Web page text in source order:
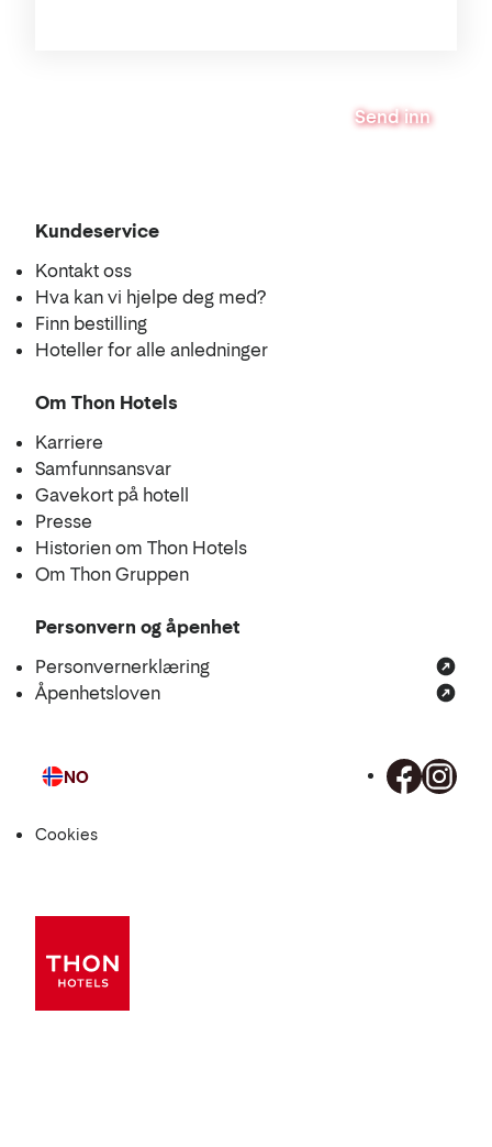
Send inn
Kundeservice
Kontakt oss
Hva kan vi hjelpe deg med?
Finn bestilling
Hoteller for alle anledninger
Om Thon Hotels
Karriere
Samfunnsansvar
Gavekort på hotell
Presse
Historien om Thon Hotels
Om Thon Gruppen
Personvern og åpenhet
Personvernerklæring
Åpenhetsloven
Språk
NO
Cookies